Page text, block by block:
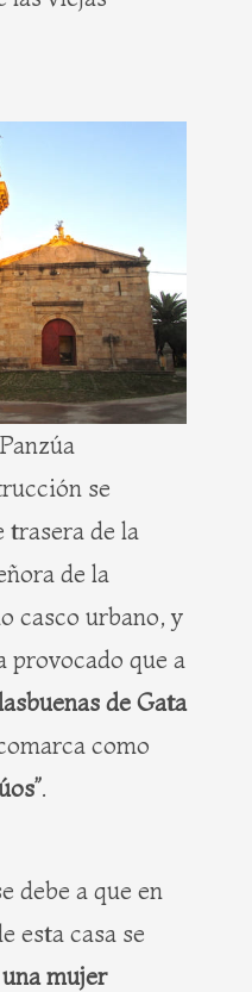
se
trasera de la
de la
casco urbano, y
provocado que a
de Gata
como
.
debe a que en
esta casa se
mujer